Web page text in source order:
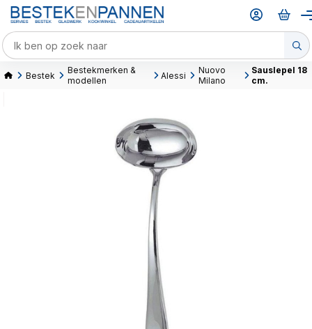
Bestek
Bestekmerken &
modellen
Alessi
Nuovo
Milano
Sauslepel 18
cm.